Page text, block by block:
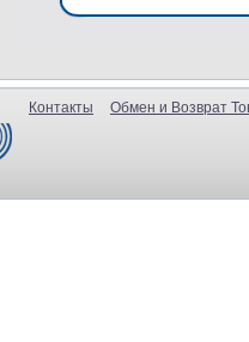
Контакты Обмен и Возврат